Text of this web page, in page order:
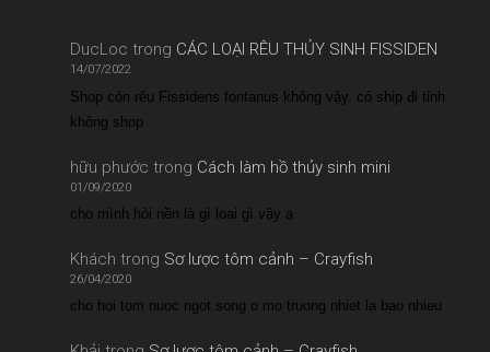
DucLoc trong CÁC LOẠI RÊU THỦY SINH FISSIDEN
14/07/2022
Shop còn rêu Fissidens fontanus không vậy. có ship đi tỉnh
không shop
hữu phước trong Cách làm hồ thủy sinh mini
01/09/2020
cho mình hỏi nền là gì loại gì vậy ạ
Khách trong Sơ lược tôm cảnh – Crayfish
26/04/2020
cho hoi tom nuoc ngot song o mo truong nhiet la bao nhieu